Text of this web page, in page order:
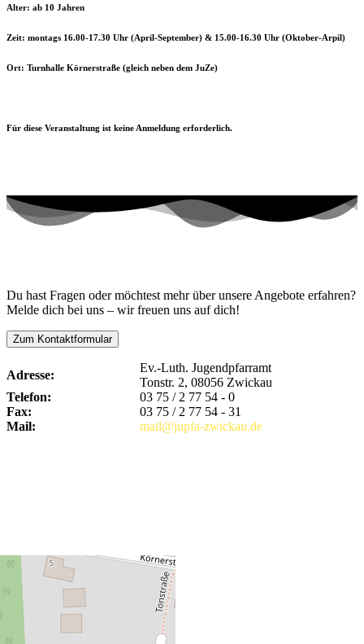
Alter: ab 10 Jahren
Zeit: montags 16.00-17.30 Uhr (April-September) & 15.00-16.30 Uhr (Oktober-Arpil)
Ort: Turnhalle Körnerstraße (gleich neben dem JuZe)
Für diese Veranstaltung ist keine Anmeldung erforderlich.
Du hast Fragen oder möchtest mehr über unsere Angebote erfahren?
Melde dich bei uns – wir freuen uns auf dich!
Zum Kontaktformular
Adresse:
Ev.-Luth. Jugendpfarramt
Tonstr. 2, 08056 Zwickau
Telefon:
03 75 / 2 77 54 - 0
Fax:
03 75 / 2 77 54 - 31
Mail:
mail@jupfa-zwickau.de